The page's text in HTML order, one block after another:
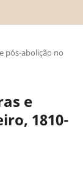
pós-abolição no
e
1810-